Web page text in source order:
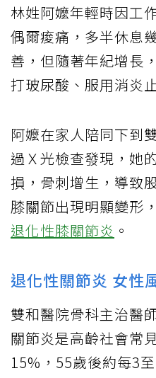
林姓阿嬤年輕時因工
偶爾痠痛，多半休息
善，但隨著年紀增長
打玻尿酸、服用消炎
阿嬤在家人陪同下到
過Ｘ光檢查發現，她
損，骨刺增生，導致
膝關節出現明顯變形
退化性膝關節炎 。
退化性關節炎 女性
雙和醫院骨科主治醫
關節炎是高齡社會常
15%，55歲後約每3